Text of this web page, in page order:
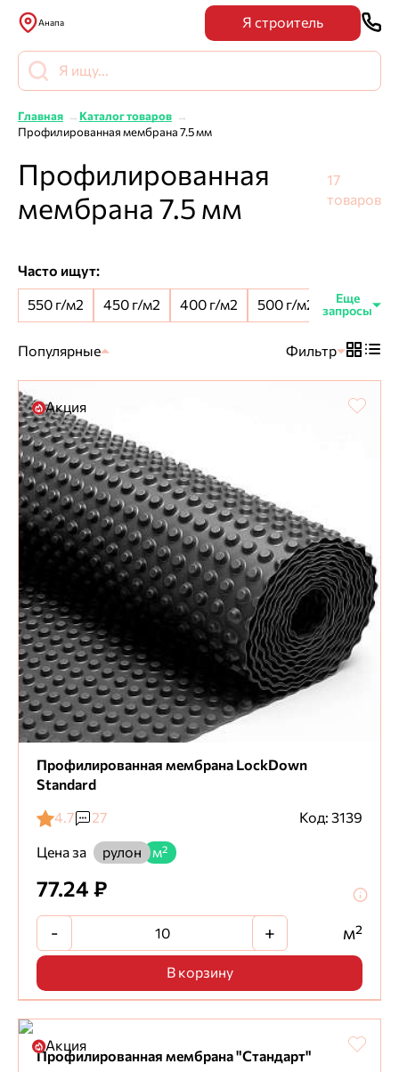
Анапа Я строитель
Главная
Каталог товаров
Профилированная мембрана 7.5 мм
Профилированная
мембрана 7.5 мм
17
товаров
Часто ищут:
550 г/м2
450 г/м2 400 г/м2 500 г/м2 8 мм шип
Популярные Фильтр
Акция
Профилированная мембрана LockDown
Standard
4.7
27
Код: 3139
Цена за
рулон м²
77.24 ₽
- + м²
В корзину
Акция
Профилированная мембрана "Стандарт"